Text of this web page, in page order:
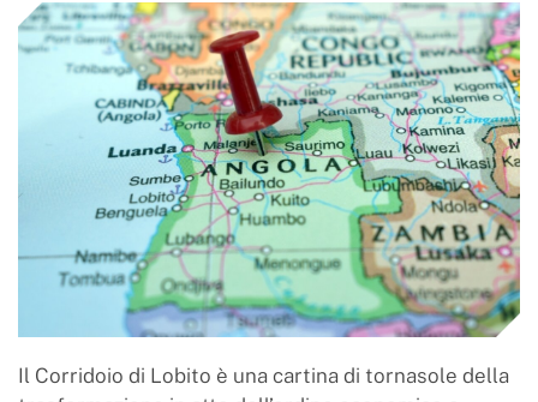
Il Corridoio di Lobito è una cartina di tornasole della